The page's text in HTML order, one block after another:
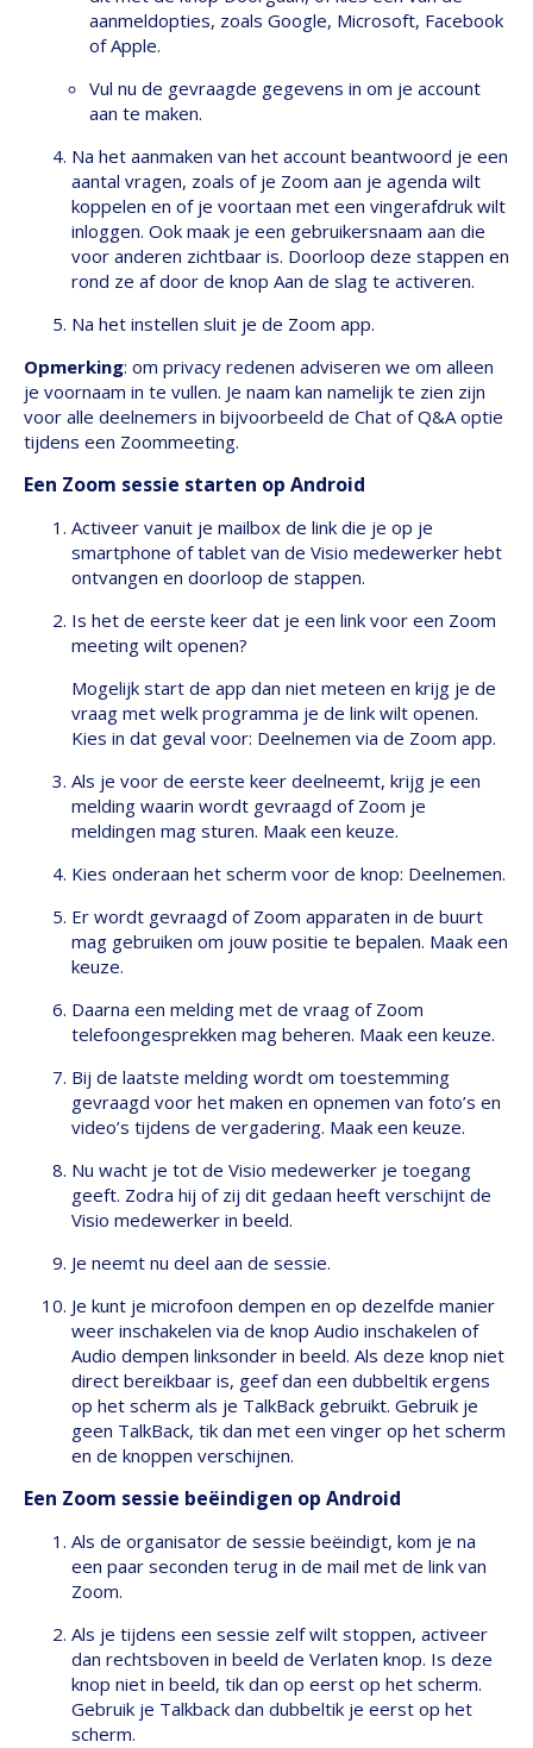
aanmeldopties, zoals Google, Microsoft, Facebook
of Apple.
Vul nu de gevraagde gegevens in om je account
aan te maken.
Na het aanmaken van het account beantwoord je een
aantal vragen, zoals of je Zoom aan je agenda wilt
koppelen en of je voortaan met een vingerafdruk wilt
inloggen. Ook maak je een gebruikersnaam aan die
voor anderen zichtbaar is. Doorloop deze stappen en
rond ze af door de knop Aan de slag te activeren.
Na het instellen sluit je de Zoom app.
Opmerking: om privacy redenen adviseren we om alleen
je voornaam in te vullen. Je naam kan namelijk te zien zijn
voor alle deelnemers in bijvoorbeeld de Chat of Q&A optie
tijdens een Zoommeeting.
Een Zoom sessie starten op Android
Activeer vanuit je mailbox de link die je op je
smartphone of tablet van de Visio medewerker hebt
ontvangen en doorloop de stappen.
Is het de eerste keer dat je een link voor een Zoom
meeting wilt openen?
Mogelijk start de app dan niet meteen en krijg je de
vraag met welk programma je de link wilt openen.
Kies in dat geval voor: Deelnemen via de Zoom app.
Als je voor de eerste keer deelneemt, krijg je een
melding waarin wordt gevraagd of Zoom je
meldingen mag sturen. Maak een keuze.
Kies onderaan het scherm voor de knop: Deelnemen.
Er wordt gevraagd of Zoom apparaten in de buurt
mag gebruiken om jouw positie te bepalen. Maak een
keuze.
Daarna een melding met de vraag of Zoom
telefoongesprekken mag beheren. Maak een keuze.
Bij de laatste melding wordt om toestemming
gevraagd voor het maken en opnemen van foto’s en
video’s tijdens de vergadering. Maak een keuze.
Nu wacht je tot de Visio medewerker je toegang
geeft. Zodra hij of zij dit gedaan heeft verschijnt de
Visio medewerker in beeld.
Je neemt nu deel aan de sessie.
Je kunt je microfoon dempen en op dezelfde manier
weer inschakelen via de knop Audio inschakelen of
Audio dempen linksonder in beeld. Als deze knop niet
direct bereikbaar is, geef dan een dubbeltik ergens
op het scherm als je TalkBack gebruikt. Gebruik je
geen TalkBack, tik dan met een vinger op het scherm
en de knoppen verschijnen.
Een Zoom sessie beëindigen op Android
Als de organisator de sessie beëindigt, kom je na
een paar seconden terug in de mail met de link van
Zoom.
Als je tijdens een sessie zelf wilt stoppen, activeer
dan rechtsboven in beeld de Verlaten knop. Is deze
knop niet in beeld, tik dan op eerst op het scherm.
Gebruik je Talkback dan dubbeltik je eerst op het
scherm.